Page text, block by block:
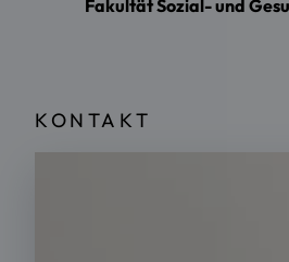
Fakultät Sozial- und
KONTAKT